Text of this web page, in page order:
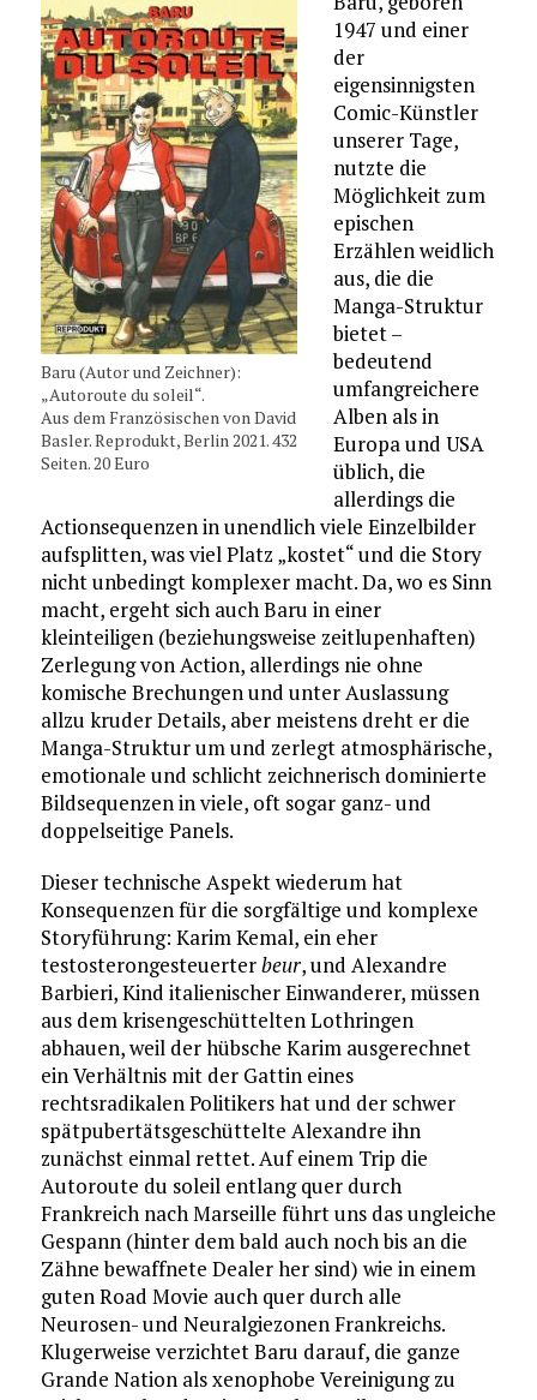
Baru (Autor und Zeichner):
„Autoroute du soleil“.
Aus dem Französischen von David
Basler. Reprodukt, Berlin 2021. 432
Seiten. 20 Euro
1947 und einer
der
eigensinnigsten
Comic-Künstler
unserer Tage,
nutzte die
Möglichkeit zum
epischen
Erzählen weidlich
aus, die die
Manga-Struktur
bietet –
bedeutend
umfangreichere
Alben als in
Europa und USA
üblich, die
allerdings die
Actionsequenzen in unendlich viele Einzelbilder
aufsplitten, was viel Platz „kostet“ und die Story
nicht unbedingt komplexer macht. Da, wo es Sinn
macht, ergeht sich auch Baru in einer
kleinteiligen (beziehungsweise zeitlupenhaften)
Zerlegung von Action, allerdings nie ohne
komische Brechungen und unter Auslassung
allzu kruder Details, aber meistens dreht er die
Manga-Struktur um und zerlegt atmosphärische,
emotionale und schlicht zeichnerisch dominierte
Bildsequenzen in viele, oft sogar ganz- und
doppelseitige Panels.
Dieser technische Aspekt wiederum hat
Konsequenzen für die sorgfältige und komplexe
Storyführung: Karim Kemal, ein eher
testosterongesteuerterbeur, und Alexandre
Barbieri, Kind italienischer Einwanderer, müssen
aus dem krisengeschüttelten Lothringen
abhauen, weil der hübsche Karim ausgerechnet
ein Verhältnis mit der Gattin eines
rechtsradikalen Politikers hat und der schwer
spätpubertätsgeschüttelte Alexandre ihn
zunächst einmal rettet. Auf einem Trip die
Autoroute du soleil entlang quer durch
Frankreich nach Marseille führt uns das ungleiche
Gespann (hinter dem bald auch noch bis an die
Zähne bewaffnete Dealer her sind) wie in einem
guten Road Movie auch quer durch alle
Neurosen- und Neuralgiezonen Frankreichs.
Klugerweise verzichtet Baru darauf, die ganze
Grande Nation als xenophobe Vereinigung zu